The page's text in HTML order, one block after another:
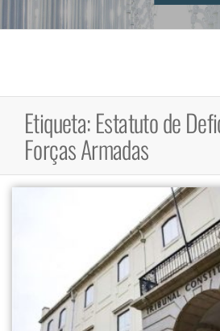
InclusiveCourts
prática
Etiqueta:Estatuto de
Forças Armadas